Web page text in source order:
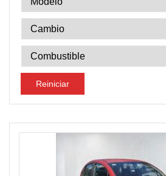
Reiniciar
DISPONIBLE